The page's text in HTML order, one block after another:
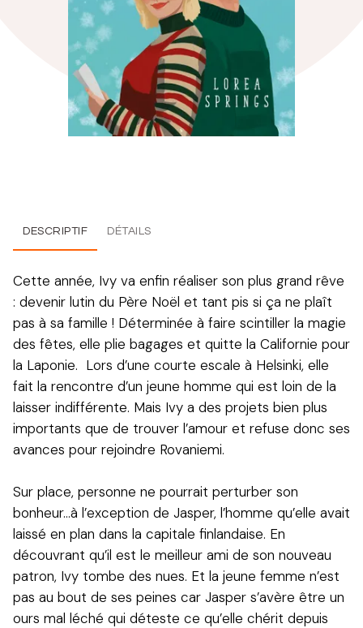
DESCRIPTIF DÉTAILS
Cette année, Ivy va enfin réaliser son plus grand rêve
: devenir lutin du Père Noël et tant pis si ça ne plaît
pas à sa famille ! Déterminée à faire scintiller la magie
des fêtes, elle plie bagages et quitte la Californie pour
la Laponie. Lors d’une courte escale à Helsinki, elle
fait la rencontre d’un jeune homme qui est loin de la
laisser indifférente. Mais Ivy a des projets bien plus
importants que de trouver l’amour et refuse donc ses
avances pour rejoindre Rovaniemi.
Sur place, personne ne pourrait perturber son
bonheur…à l’exception de Jasper, l’homme qu’elle avait
laissé en plan dans la capitale finlandaise. En
découvrant qu’il est le meilleur ami de son nouveau
patron, Ivy tombe des nues. Et la jeune femme n’est
pas au bout de ses peines car Jasper s’avère être un
ours mal léché qui déteste ce qu’elle chérit depuis